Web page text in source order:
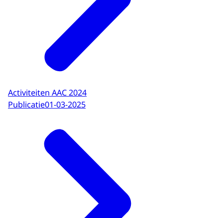
Activiteiten AAC 2024
Publicatie01-03-2025